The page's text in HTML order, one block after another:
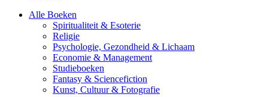
Alle Boeken
Spiritualiteit & Esoterie
Religie
Psychologie, Gezondheid & Lichaam
Economie & Management
Studieboeken
Fantasy & Sciencefiction
Kunst, Cultuur & Fotografie